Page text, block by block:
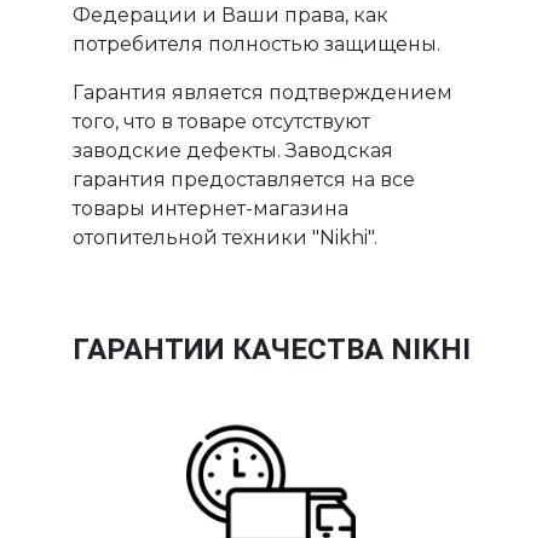
Федерации и Ваши права, как
потребителя полностью защищены.
Гарантия является подтверждением
того, что в товаре отсутствуют
заводские дефекты. Заводская
гарантия предоставляется на все
товары интернет-магазина
отопительной техники "Nikhi".
ГАРАНТИИ КАЧЕСТВА NIKHI